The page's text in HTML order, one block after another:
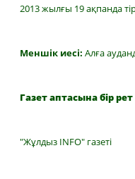
2013 жылғы 19 ақпанда
Меншік иесі: Алға
Газет аптасына бір
"Жұлдыз INFO" газеті